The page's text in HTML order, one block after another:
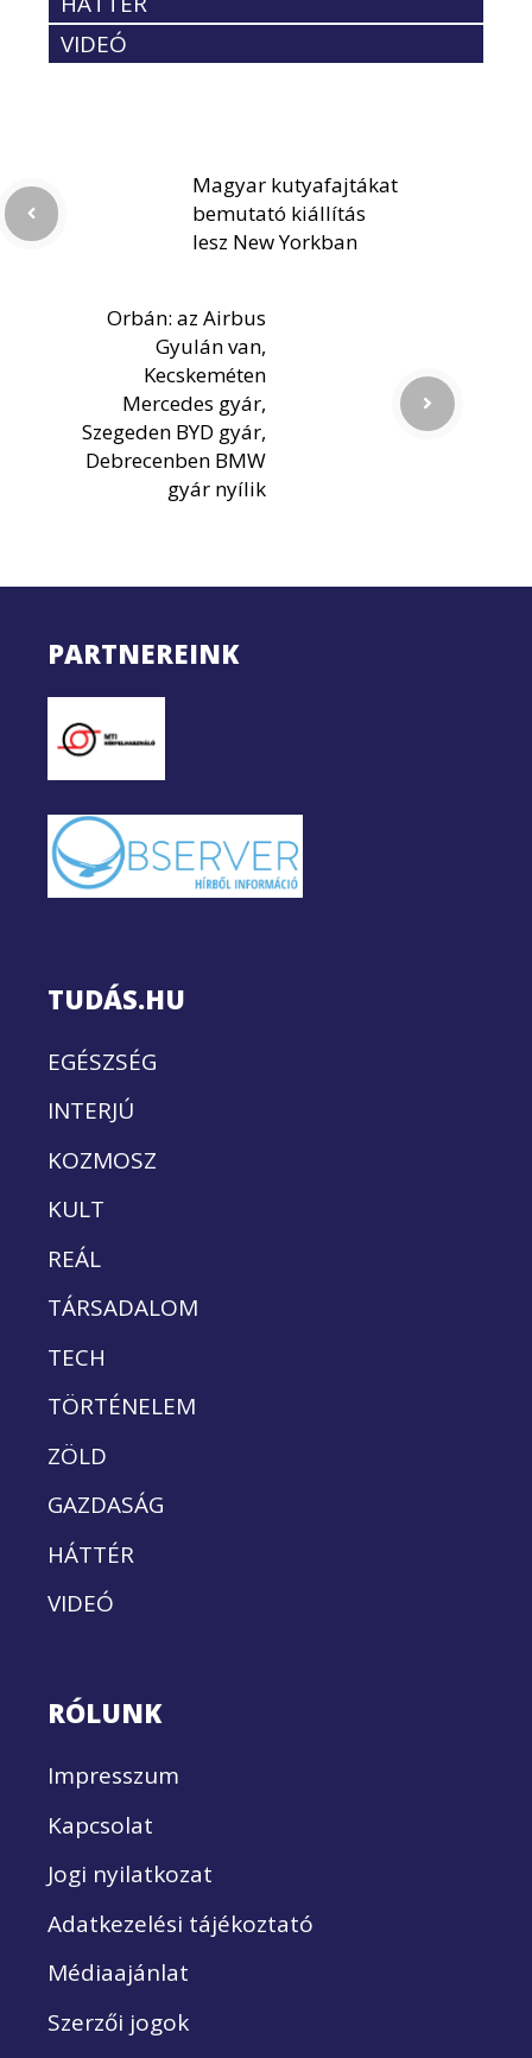
VIDEÓ
Magyar kutyafajtákat
bemutató kiállítás
lesz New Yorkban
Orbán: az Airbus
Gyulán van,
Kecskeméten
Mercedes gyár,
Szegeden BYD gyár,
Debrecenben BMW
gyár nyílik
PARTNEREINK
TUDÁS.HU
EGÉSZSÉG
INTERJÚ
KOZMOSZ
KULT
REÁL
TÁRSADALOM
TECH
TÖRTÉNELEM
ZÖLD
GAZDASÁG
HÁTTÉR
VIDEÓ
RÓLUNK
Impresszum
Kapcsolat
Jogi nyilatkozat
Adatkezelési tájékoztató
Médiaajánlat
Szerzői jogok